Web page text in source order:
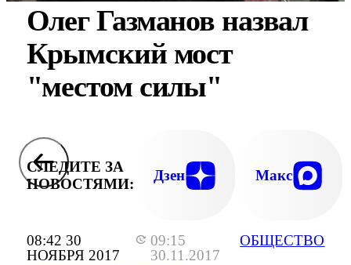
08:42 30
НОЯБРЯ 2017
09:15
30.11.2017
ОБЩЕСТВО
Олег Газманов назвал
Крымский мост
"местом силы"
СЛЕДИТЕ ЗА
НОВОСТЯМИ:
Дзен Макс